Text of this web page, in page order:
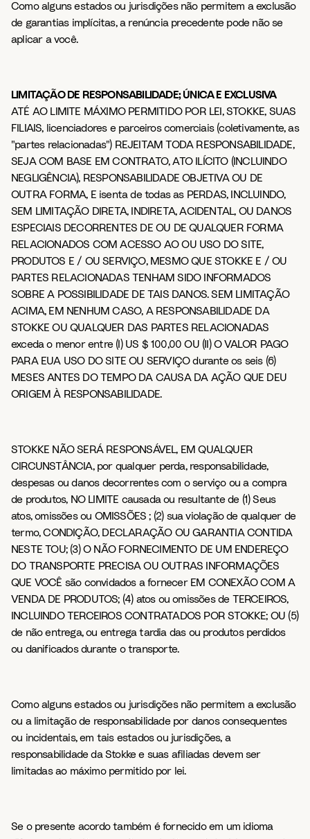
Como alguns estados ou jurisdições não permitem a exclusão
de garantias implícitas, a renúncia precedente pode não se
aplicar a você.
LIMITAÇÃO DE RESPONSABILIDADE; ÚNICA E EXCLUSIVA
ATÉ AO LIMITE MÁXIMO PERMITIDO POR LEI, STOKKE, SUAS
FILIAIS, licenciadores e parceiros comerciais (coletivamente, as
"partes relacionadas") REJEITAM TODA RESPONSABILIDADE,
SEJA COM BASE EM CONTRATO, ATO ILÍCITO (INCLUINDO
NEGLIGÊNCIA), RESPONSABILIDADE OBJETIVA OU DE
OUTRA FORMA, E isenta de todas as PERDAS, INCLUINDO,
SEM LIMITAÇÃO DIRETA, INDIRETA, ACIDENTAL, OU DANOS
ESPECIAIS DECORRENTES DE OU DE QUALQUER FORMA
RELACIONADOS COM ACESSO AO OU USO DO SITE,
PRODUTOS E / OU SERVIÇO, MESMO QUE STOKKE E / OU
PARTES RELACIONADAS TENHAM SIDO INFORMADOS
SOBRE A POSSIBILIDADE DE TAIS DANOS. SEM LIMITAÇÃO
ACIMA, EM NENHUM CASO, A RESPONSABILIDADE DA
STOKKE OU QUALQUER DAS PARTES RELACIONADAS
exceda o menor entre (I) US $ 100,00 OU (II) O VALOR PAGO
PARA EUA USO DO SITE OU SERVIÇO durante os seis (6)
MESES ANTES DO TEMPO DA CAUSA DA AÇÃO QUE DEU
ORIGEM À RESPONSABILIDADE.
STOKKE NÃO SERÁ RESPONSÁVEL, EM QUALQUER
CIRCUNSTÂNCIA, por qualquer perda, responsabilidade,
despesas ou danos decorrentes com o serviço ou a compra
de produtos, NO LIMITE causada ou resultante de (1) Seus
atos, omissões ou OMISSÕES ; (2) sua violação de qualquer de
termo, CONDIÇÃO, DECLARAÇÃO OU GARANTIA CONTIDA
NESTE TOU; (3) O NÃO FORNECIMENTO DE UM ENDEREÇO ​​
DO TRANSPORTE PRECISA OU OUTRAS INFORMAÇÕES
QUE VOCÊ são convidados a fornecer EM CONEXÃO COM A
VENDA DE PRODUTOS; (4) atos ou omissões de TERCEIROS,
INCLUINDO TERCEIROS CONTRATADOS POR STOKKE; OU (5)
de não entrega, ou entrega tardia das ou produtos perdidos
ou danificados durante o transporte.
Como alguns estados ou jurisdições não permitem a exclusão
ou a limitação de responsabilidade por danos consequentes
ou incidentais, em tais estados ou jurisdições, a
responsabilidade da Stokke e suas afiliadas devem ser
limitadas ao máximo permitido por lei.
Se o presente acordo também é fornecido em um idioma